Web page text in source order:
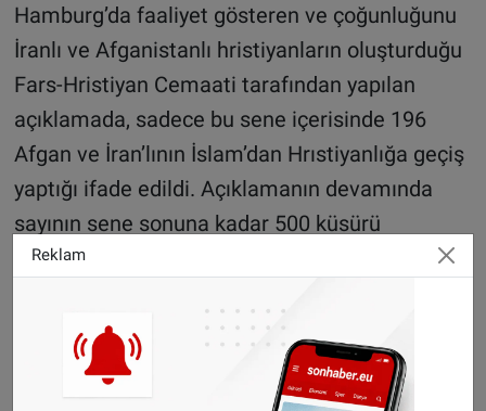
Hamburg’da faaliyet gösteren ve çoğunluğunu
İranlı ve Afganistanlı hristiyanların oluşturduğu
Fars-Hristiyan Cemaati tarafından yapılan
açıklamada, sadece bu sene içerisinde 196
Afgan ve İran’lının İslam’dan Hrıstiyanlığa geçiş
yaptığı ifade edildi. Açıklamanın devamında
sayının sene sonuna kadar 500 küsürü
bulabileceği belirtildi.
Ermeni asıllı olan Papaz Albert Babacan ve eşi
Nasrin’in yönettiği ayin, halka açık olarak
yapıldı.
Reklam